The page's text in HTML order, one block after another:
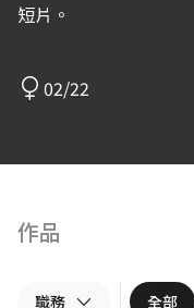
短片。
02/22
作品
職務 全部